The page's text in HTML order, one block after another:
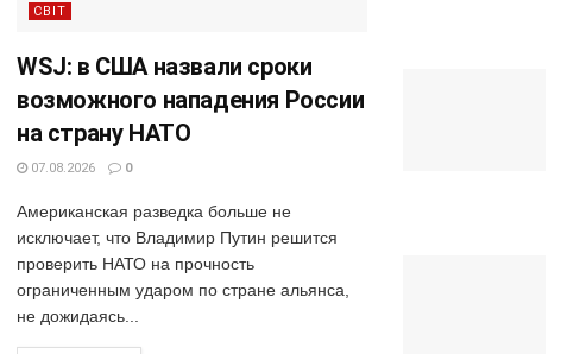
СВІТ
WSJ: в США назвали сроки
возможного нападения России
на страну НАТО
07.08.2026 0
Американская разведка больше не
исключает, что Владимир Путин решится
проверить НАТО на прочность
ограниченным ударом по стране альянса,
не дожидаясь...